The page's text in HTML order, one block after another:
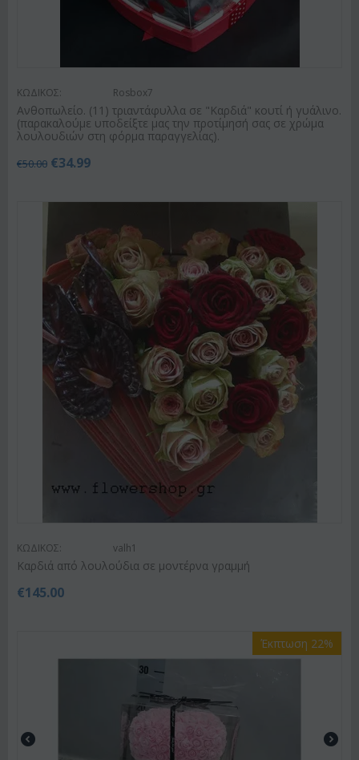
ΚΩΔΙΚΟΣ: Rosbox7
Ανθοπωλείο. (11) τριαντάφυλλα σε "Καρδιά" κουτί ή γυάλινο.
(παρακαλούμε υποδείξτε μας την προτίμησή σας σε χρώμα
λουλουδιών στη φόρμα παραγγελίας).
€50.00 €34.99
ΚΩΔΙΚΟΣ: valh1
Καρδιά από λουλούδια σε μοντέρνα γραμμή
€145.00
Έκπτωση 22%